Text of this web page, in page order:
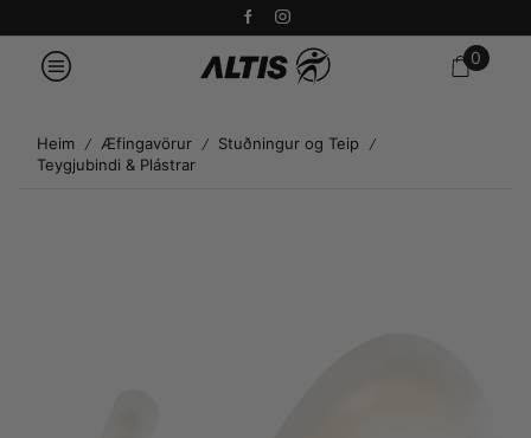
0
Heim / Æfingavörur / Stuðningur og Teip /
Teygjubindi & Plástrar